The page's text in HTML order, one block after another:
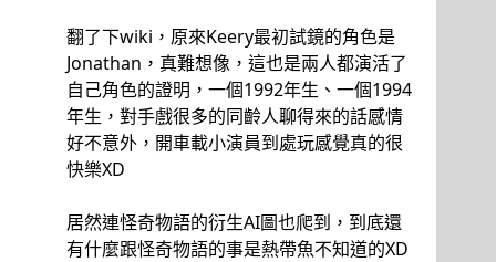
翻了下wiki，原來Keery最初試鏡的角色是
Jonathan，真難想像，這也是兩人都演活了
自己角色的證明，一個1992年生、一個1994
年生，對手戲很多的同齡人聊得來的話感情
好不意外，開車載小演員到處玩感覺真的很
快樂XD
居然連怪奇物語的衍生AI圖也爬到，到底還
有什麼跟怪奇物語的事是熱帶魚不知道的XD